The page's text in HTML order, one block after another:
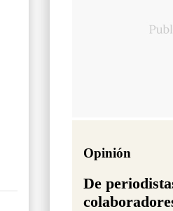
Opinión
De